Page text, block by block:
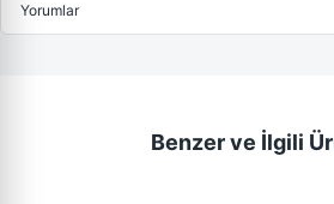
Yorumlar
Benzer ve İlgili